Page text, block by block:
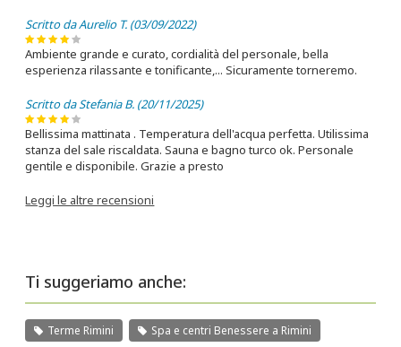
talassoterapia.
L’acqua termale utilizzata è un’acqua salsobromo-iodico-
bicarbonataalcalinaterrosa e viene impiegata nelreparto
idromassaggi. Inoltre utilizzano un tipo di
sulfurea imbottigliata particolarmente indicata nelle
patologie dell’ orecchio perché svolge un’importante azione
terapeuticaemucolitica
Piscine Termali,il mare tutto l’anno:
percorsi vascolari,rilassarsi con
curarsi con labalneoterapia e l’idrokinesiterapia.
Le piscine termali con acqua di mare vengono utilizzate
Scritto da Aurelio T. (03/09/2022)
Ambiente grande e curato, cordialità del personale, bella
esperienza rilassante e tonificante,... Sicuramente torneremo.
Scritto da Stefania B. (20/11/2025)
Bellissima mattinata . Temperatura dell'acqua perfetta. Utilissima
stanza del sale riscaldata. Sauna e bagno turco ok. Personale
gentile e disponibile. Grazie a presto
Leggi le altre recensioni
Ti suggeriamo anche:
Terme Rimini Spa e centri Benessere a Rimini